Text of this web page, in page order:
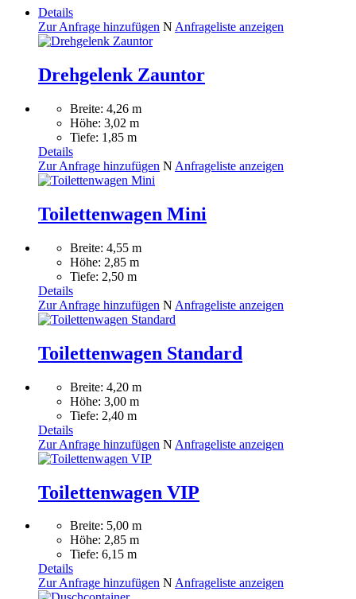
Details
Zur Anfrage hinzufügen N Anfrageliste anzeigen
Drehgelenk Zauntor
Breite: 4,26 m
Höhe: 3,02 m
Tiefe: 1,85 m
Details
Zur Anfrage hinzufügen N Anfrageliste anzeigen
Toilettenwagen Mini
Breite: 4,55 m
Höhe: 2,85 m
Tiefe: 2,50 m
Details
Zur Anfrage hinzufügen N Anfrageliste anzeigen
Toilettenwagen Standard
Breite: 4,20 m
Höhe: 3,00 m
Tiefe: 2,40 m
Details
Zur Anfrage hinzufügen N Anfrageliste anzeigen
Toilettenwagen VIP
Breite: 5,00 m
Höhe: 2,85 m
Tiefe: 6,15 m
Details
Zur Anfrage hinzufügen N Anfrageliste anzeigen